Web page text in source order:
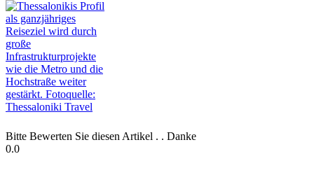
Bitte Bewerten Sie diesen Artikel . . Danke
0.0